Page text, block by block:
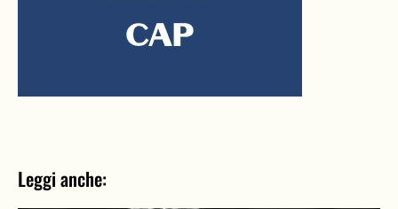
Leggi anche: